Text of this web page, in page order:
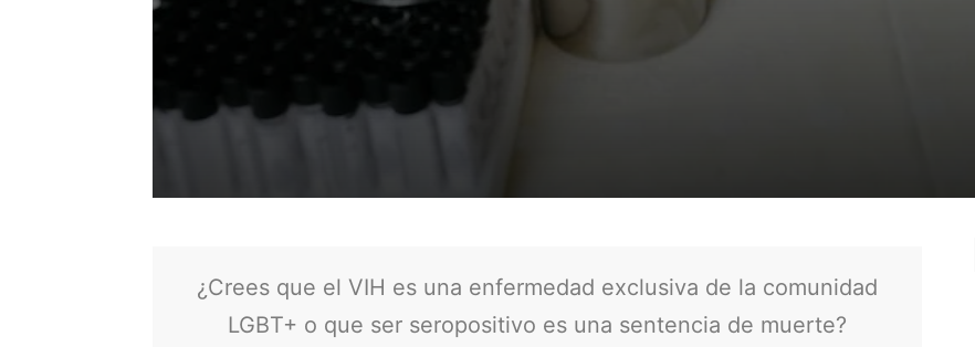
¿Crees que el VIH es una enfermedad exclusiva de la comunidad
LGBT+ o que ser seropositivo es una sentencia de muerte?